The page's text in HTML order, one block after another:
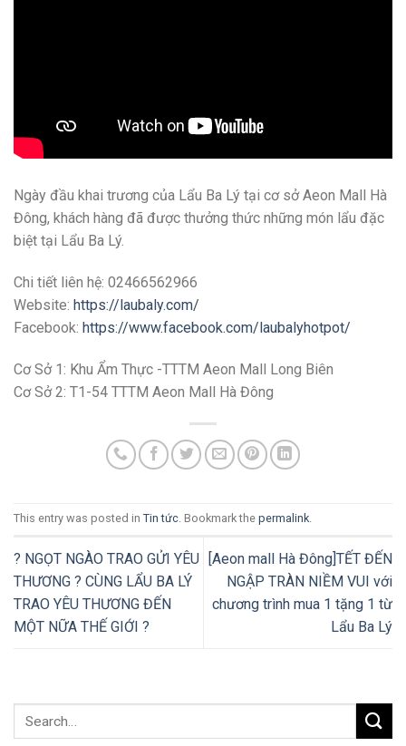
Ngày đầu khai trương của Lẩu Ba Lý tại cơ sở Aeon Mall Hà
Đông, khách hàng đã được thưởng thức những món lẩu đặc
biệt tại Lẩu Ba Lý.
Chi tiết liên hệ: 02466562966
Website: https://laubaly.com/
Facebook: https://www.facebook.com/laubalyhotpot/
Cơ Sở 1: Khu Ẩm Thực -TTTM Aeon Mall Long Biên
Cơ Sở 2: T1-54 TTTM Aeon Mall Hà Đông
This entry was posted in Tin tức. Bookmark the permalink.
? NGỌT NGÀO TRAO GỬI YÊU
THƯƠNG ? CÙNG LẨU BA LÝ
TRAO YÊU THƯƠNG ĐẾN
MỘT NỮA THẾ GIỚI ?
[Aeon mall Hà Đông]TẾT ĐẾN
NGẬP TRÀN NIỀM VUI với
chương trình mua 1 tặng 1 từ
Lẩu Ba Lý